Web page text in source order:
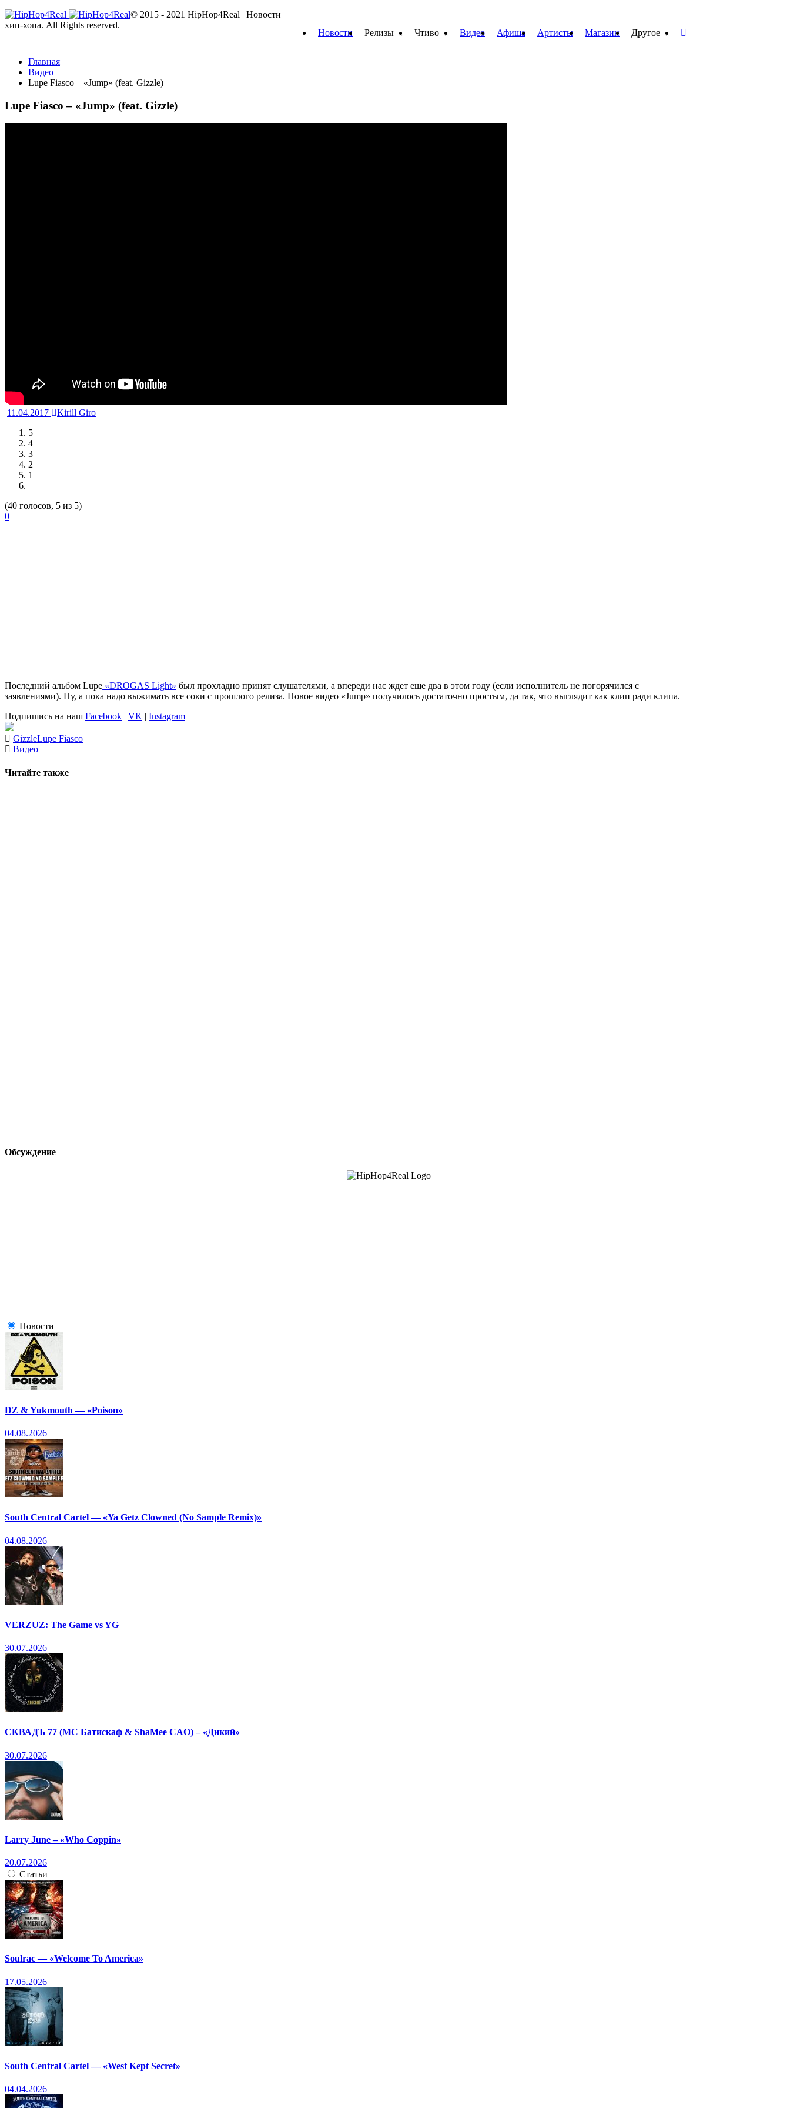
Новости Релизы Чтиво Видео Афиша Артисты Магазин Другое
Главная
Видео
Lupe Fiasco – «Jump» (feat. Gizzle)
Lupe Fiasco – «Jump» (feat. Gizzle)
11.04.2017
Kirill Giro
5
4
3
2
1
(40 голосов, 5 из 5)
0
Последний альбом Lupe «DROGAS Light» был прохладно принят слушателями, а впереди нас ждет еще два в этом году (если исполнитель не погорячился с
заявлениями). Ну, а пока надо выжимать все соки с прошлого релиза. Новое видео «Jump» получилось достаточно простым, да так, что выглядит как клип ради клипа.
Подпишись на наш Facebook | VK | Instagram
GizzleLupe Fiasco
Видео
Читайте также
Обсуждение
Новости
DZ & Yukmouth — «Poison»
04.08.2026
South Central Cartel — «Ya Getz Clowned (No Sample Remix)»
04.08.2026
VERZUZ: The Game vs YG
30.07.2026
СКВАДЪ 77 (МС Батискаф & ShaMee CAO) – «Дикий»
30.07.2026
Larry June – «Who Coppin»
20.07.2026
Статьи
Soulrac — «Welcome To America»
17.05.2026
South Central Cartel — «West Kept Secret»
04.04.2026
© 2015 - 2021 HipHop4Real | Новости
хип-хопа. All Rights reserved.